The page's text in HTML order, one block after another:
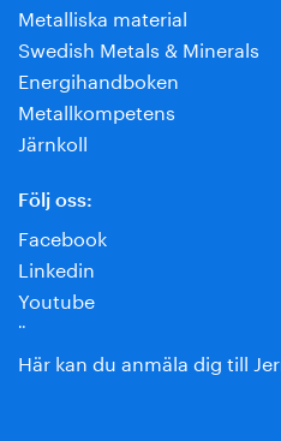
Metalliska material
Swedish Metals & Minerals
Energihandboken
Metallkompetens
Järnkoll
Följ oss:
Facebook
Linkedin
Youtube
¨
Här kan du anmäla dig till